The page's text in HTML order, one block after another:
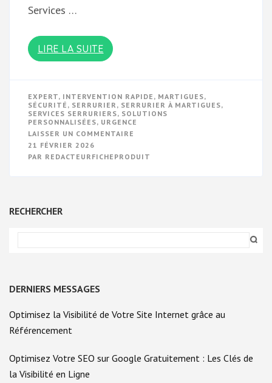
Services …
LIRE LA SUITE
EXPERT, INTERVENTION RAPIDE , MARTIGUES,
SÉCURITÉ , SERRURIER , SERRURIER À MARTIGUES,
SERVICES SERRURIERS, SOLUTIONS
PERSONNALISÉES, URGENCE
LAISSER UN COMMENTAIRE
SERRURIER
21 FÉVRIER 2026
PAR REDACTEURFICHEPRODUIT
RECHERCHER
DERNIERS MESSAGES
Optimisez la Visibilité de Votre Site Internet grâce au
Référencement
Optimisez Votre SEO sur Google Gratuitement : Les Clés de
la Visibilité en Ligne